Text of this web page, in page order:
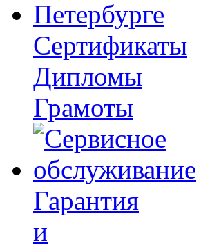
Сертификаты
Дипломы
Грамоты
Гарантия
и